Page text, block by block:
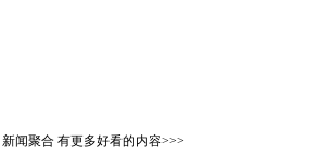
新闻聚合有更多好看的内容>>>